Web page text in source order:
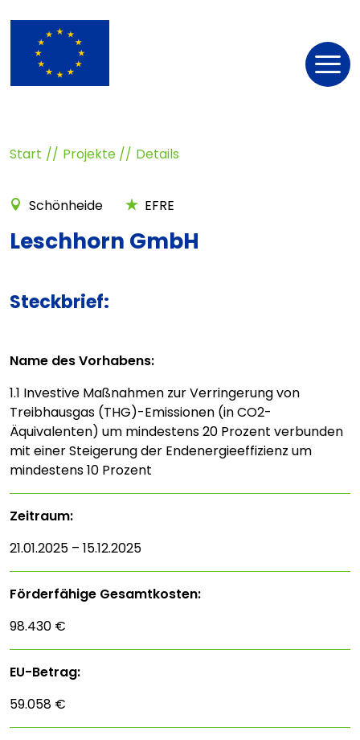
Start Projekte Details
Schönheide EFRE
Leschhorn GmbH
Steckbrief:
Name des Vorhabens:
1.1 Investive Maßnahmen zur Verringerung von
Treibhausgas (THG)-Emissionen (in CO2-
Äquivalenten) um mindestens 20 Prozent verbunden
mit einer Steigerung der Endenergieeffizienz um
mindestens 10 Prozent
Zeitraum:
21.01.2025 – 15.12.2025
Förderfähige Gesamtkosten:
98.430 €
EU-Betrag:
59.058 €